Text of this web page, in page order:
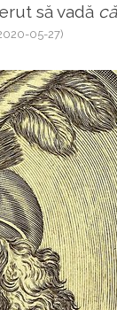
să vadă
05-27)